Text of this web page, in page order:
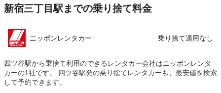
新宿三丁目駅までの乗り捨て料金
ニッポンレンタカー 乗り捨て適用なし
四ツ谷駅から乗捨て利用のできるレンタカー会社はニッポンレンタ
カーの1社です。 四ツ谷駅発の乗り捨てレンタカーも、最安値を検索
して予約できます。